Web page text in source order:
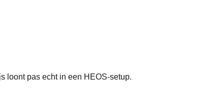
loont pas echt in een HEOS-setup.